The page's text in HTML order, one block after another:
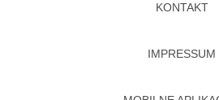
KONTAKT
IMPRESSUM